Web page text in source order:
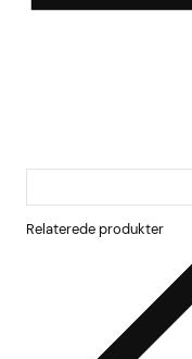
Relaterede produkter